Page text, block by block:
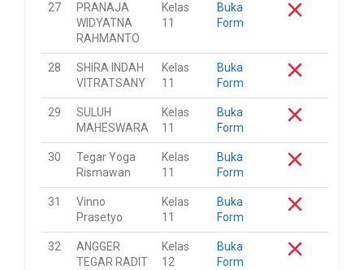
27
PRANAJA
WIDYATNA
RAHMANTO
Kelas
11
Buka
Form
28
SHIRA INDAH
VITRATSANY
Kelas
11
Buka
Form
29
SULUH
MAHESWARA
Kelas
11
Buka
Form
30
Tegar Yoga
Rismawan
Kelas
11
Buka
Form
31
Vinno
Prasetyo
Kelas
11
Buka
Form
32
ANGGER
TEGAR RADIT
Kelas
12
Buka
Form